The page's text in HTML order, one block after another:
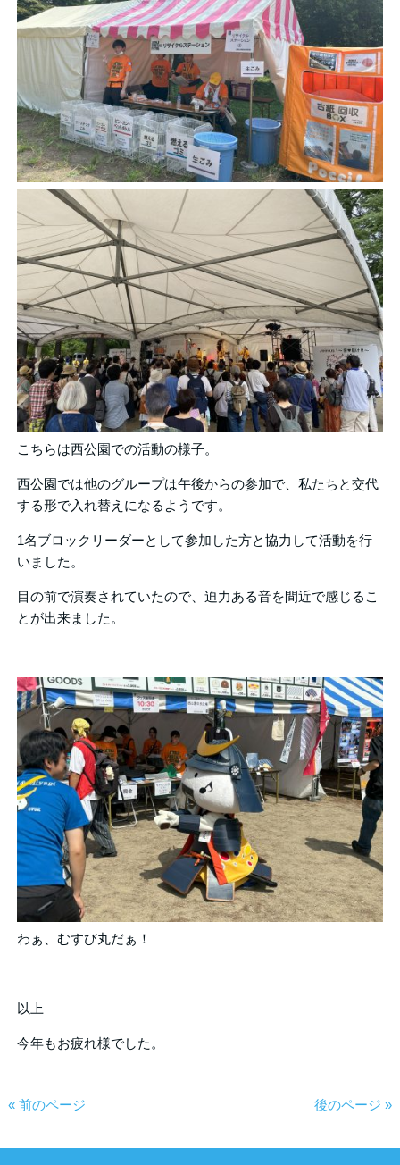
こちらは西公園での活動の様子。
西公園では他のグループは午後からの参加で、私たちと交代
する形で入れ替えになるようです。
1名ブロックリーダーとして参加した方と協力して活動を行
いました。
目の前で演奏されていたので、迫力ある音を間近で感じるこ
とが出来ました。
わぁ、むすび丸だぁ！
以上
今年もお疲れ様でした。
« 前のページ 後のページ »